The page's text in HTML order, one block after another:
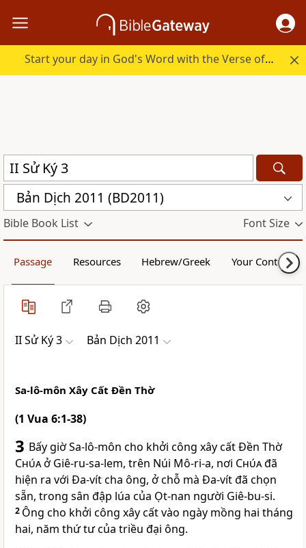
Start your day in God's Word with the Verse of the Day.
Bản Dịch 2011 (BD2011)
Bible Book List Font Size
Passage Resources Hebrew/Greek Your Content
II Sử Ký 3 Bản Dịch 2011
Sa-lô-môn Xây Cất Ðền Thờ
(1 Vua 6:1-38)
3 Bấy giờ Sa-lô-môn cho khởi công xây cất Ðền Thờ
Chúaở Giê-ru-sa-lem, trên Núi Mô-ri-a, nơi Chúađã
hiện ra với Ða-vít cha ông, ở chỗ mà Ða-vít đã chọn
sẵn, trong sân đập lúa của Ọt-nan người Giê-bu-si.
2 Ông cho khởi công xây cất vào ngày mồng hai tháng
hai, năm thứ tư của triều đại ông.